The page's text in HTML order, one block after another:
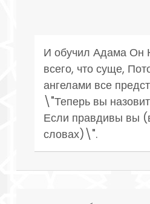
И обучил Адама Он
всего, что суще,
ангелами все
\"Теперь вы
Если правдивы вы
словах)\".